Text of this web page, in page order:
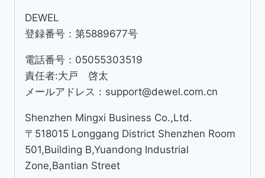
DEWEL
登録番号：第5889677号
電話番号：05055303519
責任者:大戸 啓太
メールアドレス：support@dewel.com.cn
Shenzhen Mingxi Business Co.,Ltd.
〒518015 Longgang District Shenzhen Room
501,Building B,Yuandong Industrial
Zone,Bantian Street